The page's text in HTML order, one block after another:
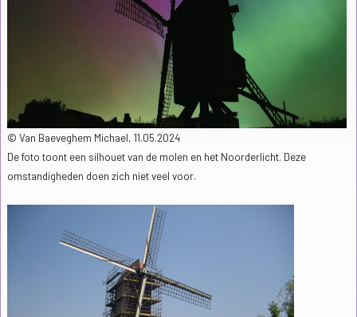
© Van Baeveghem Michael, 11.05.2024
De foto toont een silhouet van de molen en het Noorderlicht. Deze
omstandigheden doen zich niet veel voor.